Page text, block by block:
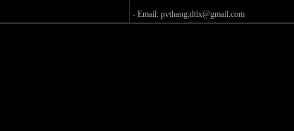
- Email: pvthang.dtlx@gmail.com